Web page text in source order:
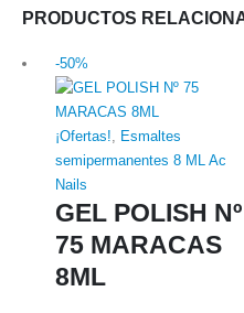
PRODUCTOS
-50%
¡Ofertas!
Esmaltes
semipermanentes 8 ML Ac
Nails
GEL POLISH Nº
75 MARACAS
8ML